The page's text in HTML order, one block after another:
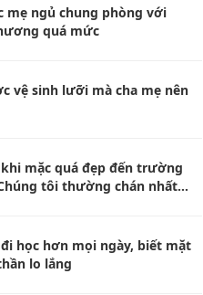
mẹ ngủ chung phòng với
quá mức
vệ sinh lưỡi mà cha mẹ nên
mặc quá đẹp đến trường
tôi thường chán nhất
học hơn mọi ngày, biết mặt
lo lắng